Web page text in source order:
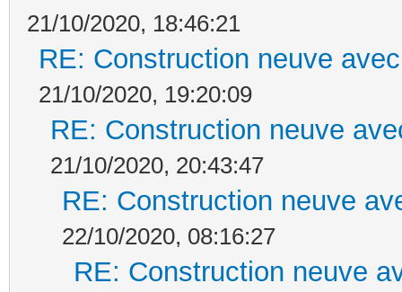
21/10/2020, 18:46:21
RE: Construction neuve
21/10/2020, 19:20:09
RE: Construction neuve
21/10/2020, 20:43:47
RE: Construction neuve
22/10/2020, 08:16:27
RE: Construction neuve